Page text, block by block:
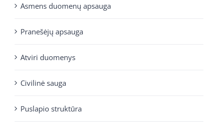
Asmens duomenų apsauga
Pranešėjų apsauga
Atviri duomenys
Civilinė sauga
Puslapio struktūra